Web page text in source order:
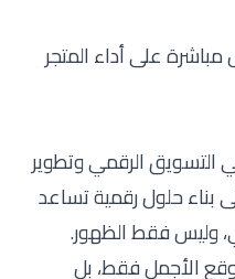
على أداء المتجر
الرقمي وتطوير
بناء حلول رقمية تساعد
وليس فقط الظهور.
الأجمل فقط، بل